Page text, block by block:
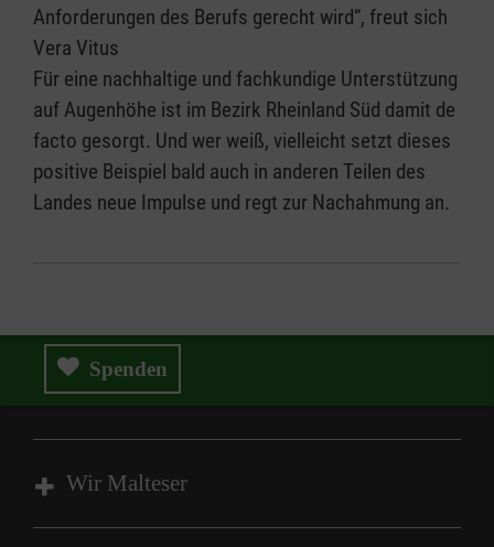
Anforderungen des Berufs gerecht wird“, freut sich
Vera Vitus
Für eine nachhaltige und fachkundige Unterstützung
auf Augenhöhe ist im Bezirk Rheinland Süd damit de
facto gesorgt. Und wer weiß, vielleicht setzt dieses
positive Beispiel bald auch in anderen Teilen des
Landes neue Impulse und regt zur Nachahmung an.
Spenden
Wir Malteser